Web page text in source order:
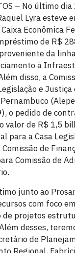
– No último dia
Lyra esteve
Econômica
de R$
da
à
disso, a
e Justiça
o pedido de
valor de R$ 1,5
para a Casa
de
Comissão de
junto ao
com foco
de projetos
desses,
de